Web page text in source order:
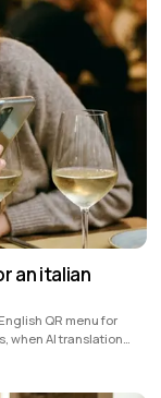
an italian
QR menu for
when AI translation